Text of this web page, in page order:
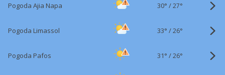
Pogoda Ajia Napa 30° /27°
Pogoda Limassol 33° /26°
Pogoda Pafos 31° /26°